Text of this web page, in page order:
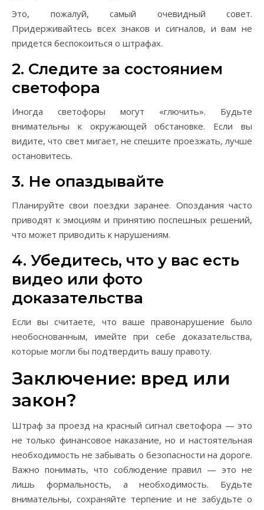
Это, пожалуй, самый очевидный совет.
Придерживайтесь всех знаков и сигналов, и вам не
придется беспокоиться о штрафах.
2. Следите за состоянием
светофора
Иногда светофоры могут «глючить». Будьте
внимательны к окружающей обстановке. Если вы
видите, что свет мигает, не спешите проезжать, лучше
остановитесь.
3. Не опаздывайте
Планируйте свои поездки заранее. Опоздания часто
приводят к эмоциям и принятию поспешных решений,
что может приводить к нарушениям.
4. Убедитесь, что у вас есть
видео или фото
доказательства
Если вы считаете, что ваше правонарушение было
необоснованным, имейте при себе доказательства,
которые могли бы подтвердить вашу правоту.
Заключение: вред или
закон?
Штраф за проезд на красный сигнал светофора — это
не только финансовое наказание, но и настоятельная
необходимость не забывать о безопасности на дороге.
Важно понимать, что соблюдение правил — это не
лишь формальность, а необходимость. Будьте
внимательны, сохраняйте терпение и не забудьте о